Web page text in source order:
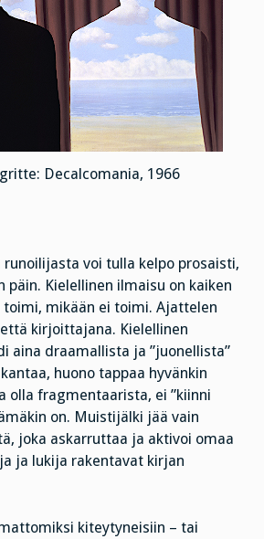
Decalcomania, 1966
runoilijasta voi tulla kelpo prosaisti,
päin. Kielellinen ilmaisu on kaiken
toimi, mikään ei toimi. Ajattelen
kirjoittajana. Kielellinen
aina draamallista ja ”juonellista”
huono tappaa hyvänkin
olla fragmentaarista, ei ”kiinni
on. Muistijälki jää vain
joka askarruttaa ja aktivoi omaa
ja lukija rakentavat kirjan
kiteytyneisiin – tai